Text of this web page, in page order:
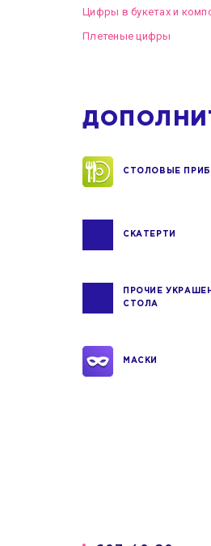
Цифры в букетах и
Плетеные цифры
СТОЛОВЫЕ
СКАТЕРТИ
ПРОЧИЕ
СТОЛА
МАСКИ